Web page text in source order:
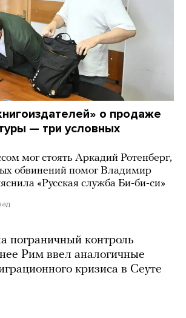
о продаже
— три условных
мог стоять Аркадий Ротенберг,
обвинений помог Владимир
«Русская служба Би-би-си»
пограничный контроль
Рим ввел аналогичные
кризиса в Сеуте